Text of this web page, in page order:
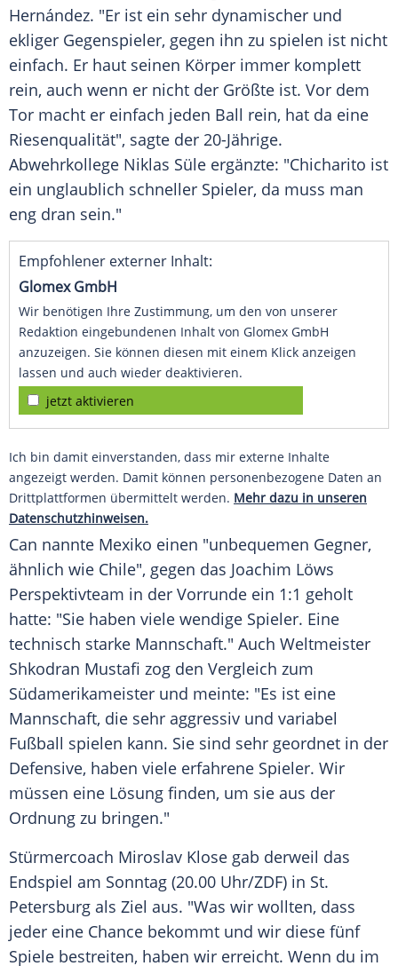
Hernández. "Er ist ein sehr dynamischer und
ekliger Gegenspieler, gegen ihn zu spielen ist nicht
einfach. Er haut seinen Körper immer komplett
rein, auch wenn er nicht der Größte ist. Vor dem
Tor macht er einfach jeden Ball rein, hat da eine
Riesenqualität", sagte der 20-Jährige.
Abwehrkollege Niklas Süle ergänzte: "Chicharito ist
ein unglaublich schneller Spieler, da muss man
eng dran sein."
Empfohlener externer Inhalt:
Glomex GmbH
Wir benötigen Ihre Zustimmung, um den von unserer
Redaktion eingebundenen Inhalt von Glomex GmbH
anzuzeigen. Sie können diesen mit einem Klick anzeigen
lassen und auch wieder deaktivieren.
jetzt aktivieren
Ich bin damit einverstanden, dass mir externe Inhalte
angezeigt werden. Damit können personenbezogene Daten an
Drittplattformen übermittelt werden. Mehr dazu in unseren
Datenschutzhinweisen.
Can nannte Mexiko einen "unbequemen Gegner,
ähnlich wie Chile", gegen das Joachim Löws
Perspektivteam in der Vorrunde ein 1:1 geholt
hatte: "Sie haben viele wendige Spieler. Eine
technisch starke Mannschaft." Auch Weltmeister
Shkodran Mustafi zog den Vergleich zum
Südamerikameister und meinte: "Es ist eine
Mannschaft, die sehr aggressiv und variabel
Fußball spielen kann. Sie sind sehr geordnet in der
Defensive, haben viele erfahrene Spieler. Wir
müssen eine Lösung finden, um sie aus der
Ordnung zu bringen."
Stürmercoach Miroslav Klose gab derweil das
Endspiel am Sonntag (20.00 Uhr/ZDF) in St.
Petersburg als Ziel aus. "Was wir wollten, dass
jeder eine Chance bekommt und wir diese fünf
Spiele bestreiten, haben wir erreicht. Wenn du im